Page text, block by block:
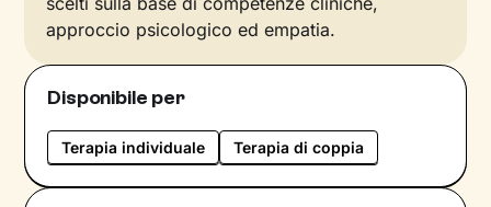
approccio psicologico ed empatia.
Disponibile per
Terapia individuale Terapia di coppia